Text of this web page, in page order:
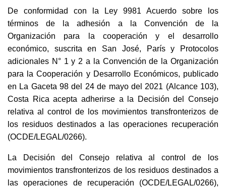
De conformidad con la Ley 9981 Acuerdo sobre los
términos de la adhesión a la Convención de la
Organización para la cooperación y el desarrollo
económico, suscrita en San José, París y Protocolos
adicionales N° 1 y 2 a la Convención de la Organización
para la Cooperación y Desarrollo Económicos, publicado
en La Gaceta 98 del 24 de mayo del 2021 (Alcance 103),
Costa Rica acepta adherirse a la Decisión del Consejo
relativa al control de los movimientos transfronterizos de
los residuos destinados a las operaciones recuperación
(OCDE/LEGAL/0266).
La Decisión del Consejo relativa al control de los
movimientos transfronterizos de los residuos destinados a
las operaciones de recuperación (OCDE/LEGAL/0266),